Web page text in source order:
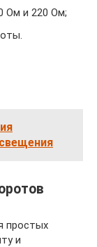
Ом и 220 Ом;
простых
и